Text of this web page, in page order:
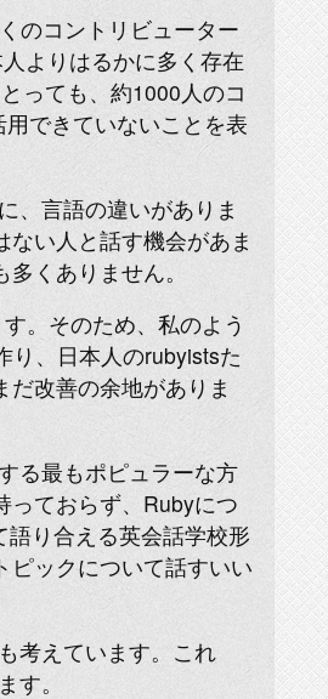
のコントリビューター
よりはるかに多く存在
っても、約1000人のコ
できていないことを表
、言語の違いがありま
い人と話す機会があま
くありません。
。そのため、私のよう
り、日本人のrubyistsた
改善の余地がありま
る最もポピュラーな方
っておらず、Rubyにつ
り合える英会話学校形
ピックについて話すいい
考えています。これ
。